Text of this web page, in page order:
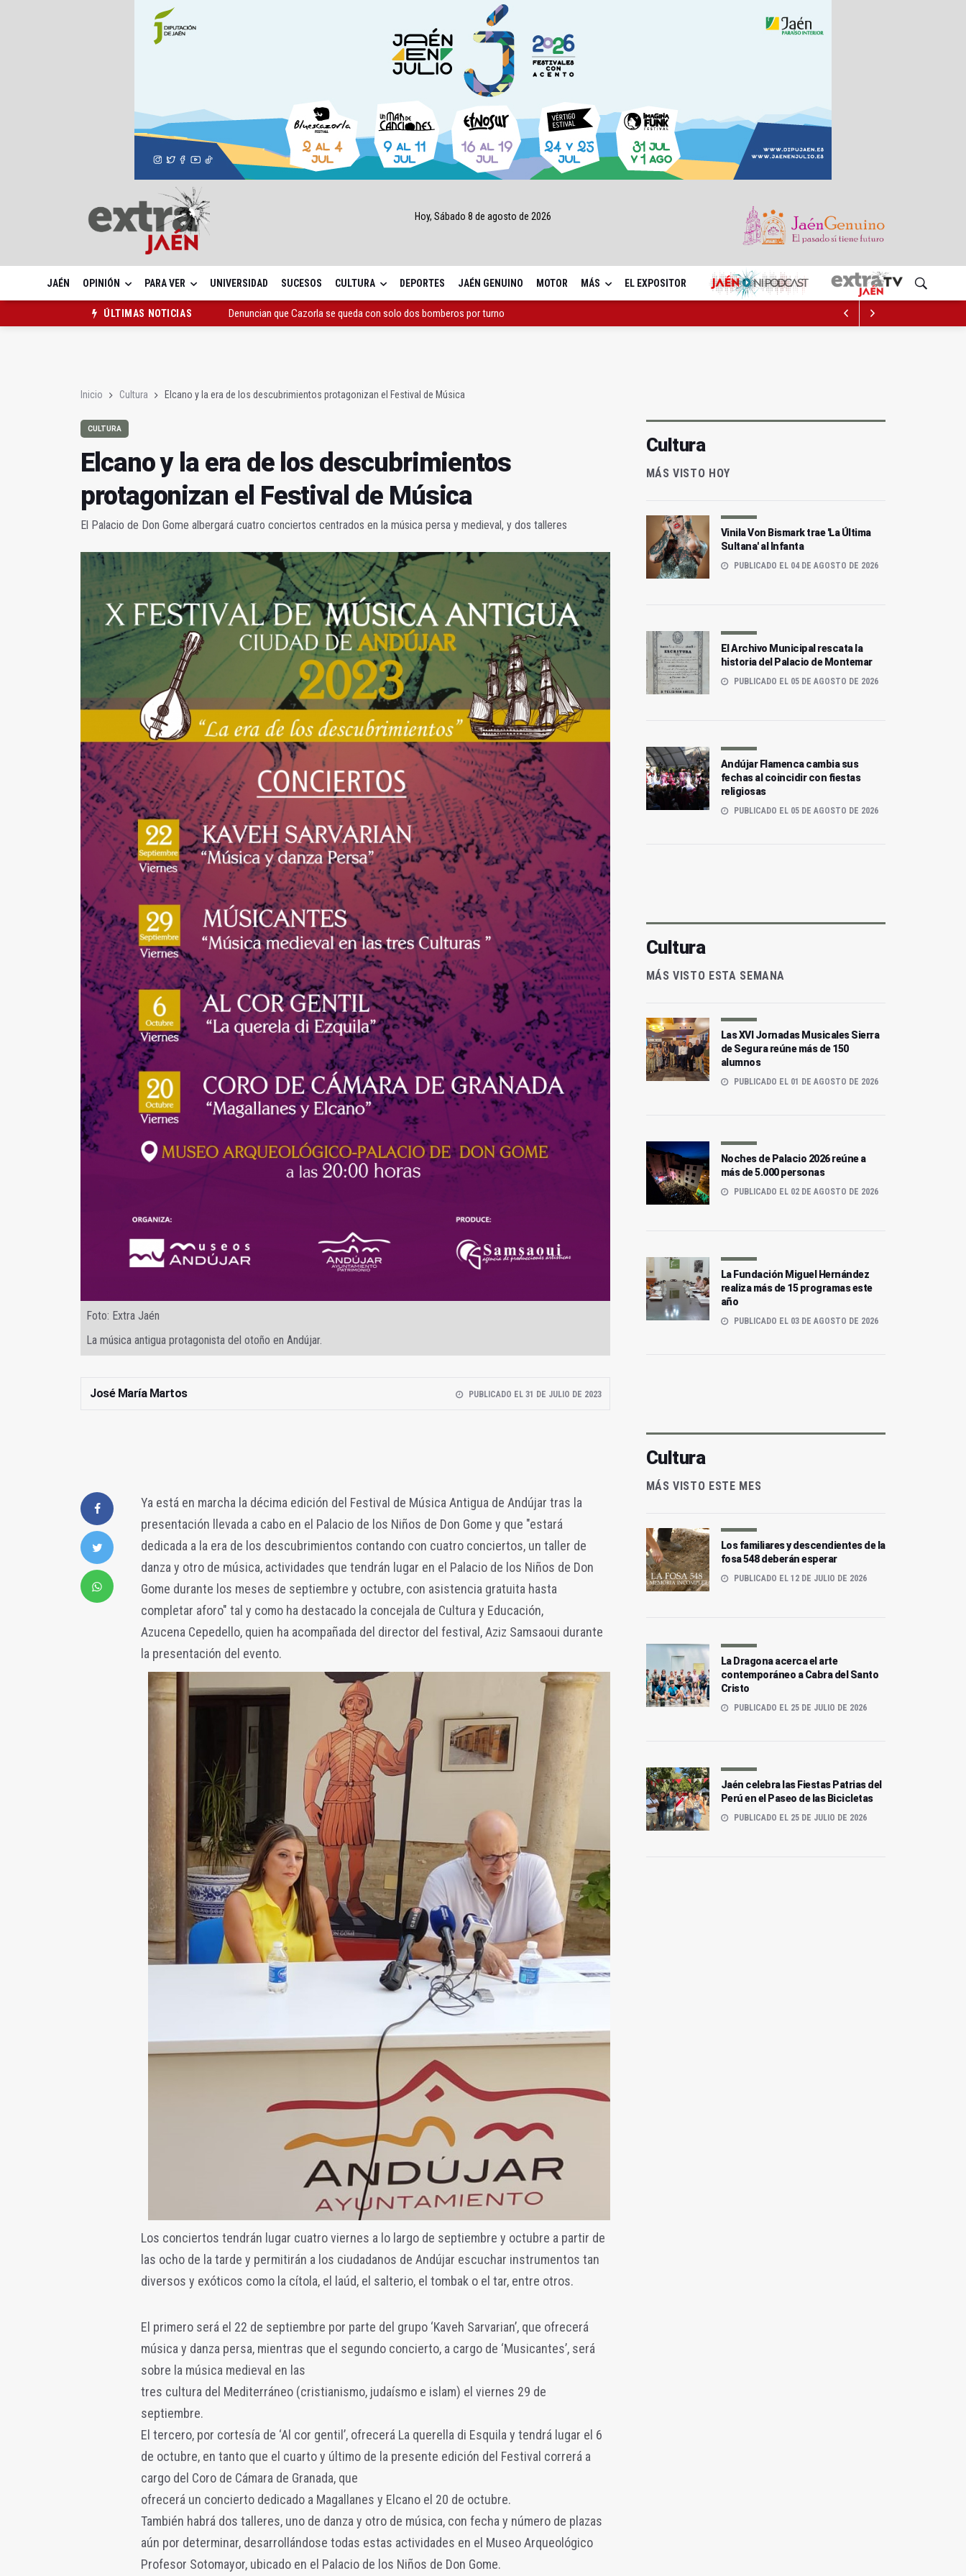
Hoy, Sábado 8 de agosto de 2026
JAÉN OPINIÓN PARA VER UNIVERSIDAD SUCESOS CULTURA DEPORTES JAÉN GENUINO MOTOR MÁS EL EXPOSITOR
ÚLTIMAS NOTICIAS
Las dos canteras de la capital, a la espera de que se restaure el terreno
Inicio Cultura Elcano y la era de los descubrimientos protagonizan el Festival de Música
CULTURA
Elcano y la era de los descubrimientos
protagonizan el Festival de Música
El Palacio de Don Gome albergará cuatro conciertos centrados en la música persa y medieval, y dos talleres
Foto: Extra Jaén
La música antigua protagonista del otoño en Andújar.
José María Martos PUBLICADO EL 31 DE JULIO DE 2023
Ya está en marcha la décima edición del Festival de Música Antigua de Andújar tras la
presentación llevada a cabo en el Palacio de los Niños de Don Gome y que "estará
dedicada a la era de los descubrimientos contando con cuatro conciertos, un taller de
danza y otro de música, actividades que tendrán lugar en el Palacio de los Niños de Don
Gome durante los meses de septiembre y octubre, con asistencia gratuita hasta
completar aforo" tal y como ha destacado la concejala de Cultura y Educación,
Azucena Cepedello, quien ha acompañada del director del festival, Aziz Samsaoui durante
la presentación del evento.
Los conciertos tendrán lugar cuatro viernes a lo largo de septiembre y octubre a partir de
las ocho de la tarde y permitirán a los ciudadanos de Andújar escuchar instrumentos tan
diversos y exóticos como la cítola, el laúd, el salterio, el tombak o el tar, entre otros.
El primero será el 22 de septiembre por parte del grupo ‘Kaveh Sarvarian’, que ofrecerá
música y danza persa, mientras que el segundo concierto, a cargo de ‘Musicantes’, será
sobre la música medieval en las
tres cultura del Mediterráneo (cristianismo, judaísmo e islam) el viernes 29 de
septiembre.
El tercero, por cortesía de ‘Al cor gentil’, ofrecerá La querella di Esquila y tendrá lugar el 6
de octubre, en tanto que el cuarto y último de la presente edición del Festival correrá a
cargo del Coro de Cámara de Granada, que
ofrecerá un concierto dedicado a Magallanes y Elcano el 20 de octubre.
También habrá dos talleres, uno de danza y otro de música, con fecha y número de plazas
aún por determinar, desarrollándose todas estas actividades en el Museo Arqueológico
Profesor Sotomayor, ubicado en el Palacio de los Niños de Don Gome.
Cultura
MÁS VISTO HOY
Vinila Von Bismark trae 'La Última
Sultana' al Infanta
PUBLICADO EL 04 DE AGOSTO DE 2026
El Archivo Municipal rescata la
historia del Palacio de Montemar
PUBLICADO EL 05 DE AGOSTO DE 2026
Andújar Flamenca cambia sus
fechas al coincidir con fiestas
religiosas
PUBLICADO EL 05 DE AGOSTO DE 2026
Cultura
MÁS VISTO ESTA SEMANA
Las XVI Jornadas Musicales Sierra
de Segura reúne más de 150
alumnos
PUBLICADO EL 01 DE AGOSTO DE 2026
Noches de Palacio 2026 reúne a
más de 5.000 personas
PUBLICADO EL 02 DE AGOSTO DE 2026
La Fundación Miguel Hernández
realiza más de 15 programas este
año
PUBLICADO EL 03 DE AGOSTO DE 2026
Cultura
MÁS VISTO ESTE MES
Los familiares y descendientes de la
fosa 548 deberán esperar
PUBLICADO EL 12 DE JULIO DE 2026
La Dragona acerca el arte
contemporáneo a Cabra del Santo
Cristo
PUBLICADO EL 25 DE JULIO DE 2026
Jaén celebra las Fiestas Patrias del
Perú en el Paseo de las Bicicletas
PUBLICADO EL 25 DE JULIO DE 2026